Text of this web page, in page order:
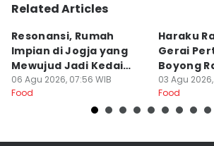
Related Articles
Resonansi, Rumah
Impian di Jogja yang
Mewujud Jadi Kedai
Ramen dan Burger
06 Agu 2026, 07:56 WIB
Food
Haraku
Gerai
Boyong
03 Agu 2026,
Food